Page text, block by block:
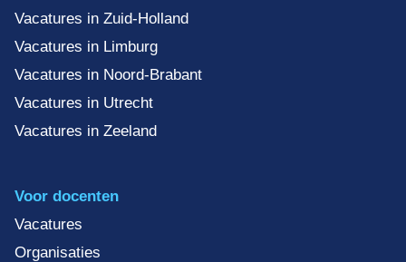
Vacatures in Zuid-Holland
Vacatures in Limburg
Vacatures in Noord-Brabant
Vacatures in Utrecht
Vacatures in Zeeland
Voor docenten
Vacatures
Organisaties